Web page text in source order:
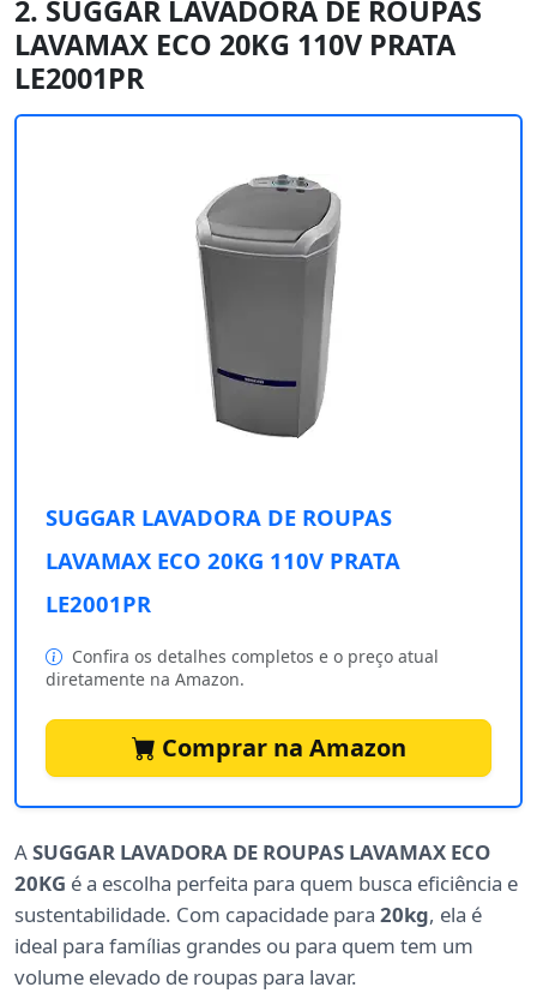
2. SUGGAR LAVADORA DE ROUPAS
LAVAMAX ECO 20KG 110V PRATA
LE2001PR
SUGGAR LAVADORA DE ROUPAS
LAVAMAX ECO 20KG 110V PRATA
LE2001PR
Confira os detalhes completos e o preço atual
diretamente na Amazon.
Comprar na Amazon
ASUGGAR LAVADORA DE ROUPAS LAVAMAX ECO
20KG é a escolha perfeita para quem busca eficiência e
sustentabilidade. Com capacidade para 20kg, ela é
ideal para famílias grandes ou para quem tem um
volume elevado de roupas para lavar.